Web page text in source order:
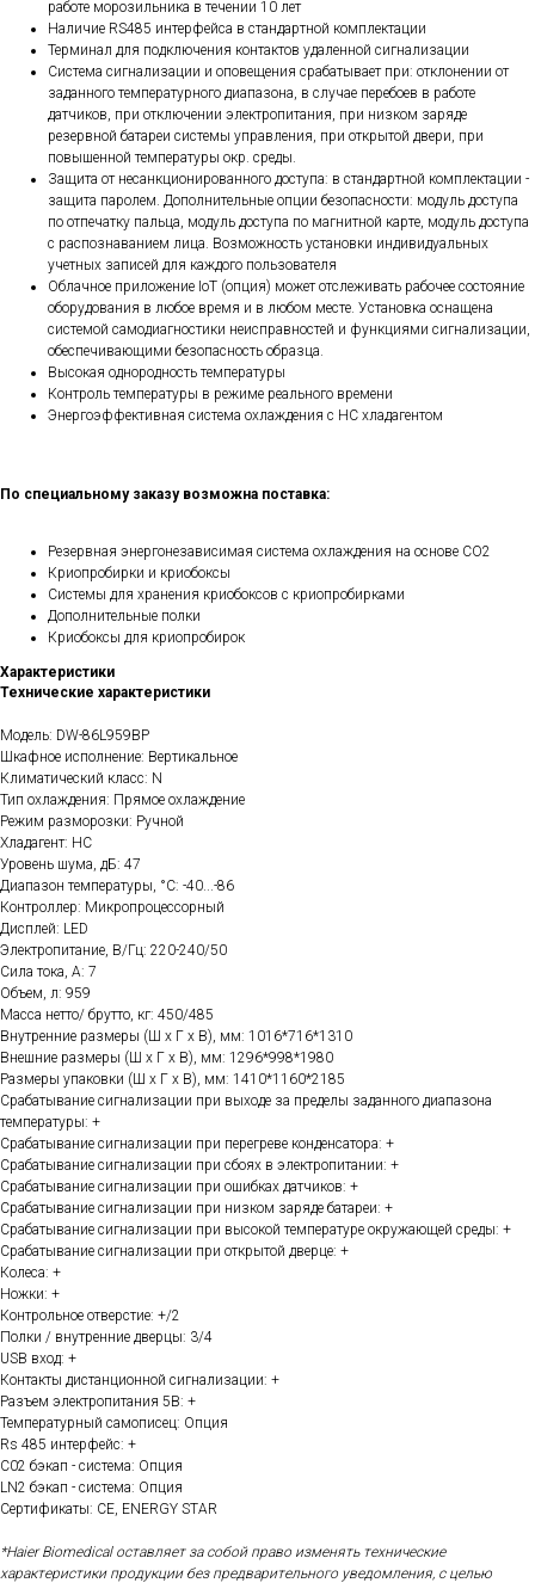
работе морозильника в течении 10 лет
Наличие RS485 интерфейса в стандартной комплектации
Терминал для подключения контактов удаленной сигнализации
Система сигнализации и оповещения срабатывает при: отклонении от
заданного температурного диапазона, в случае перебоев в работе
датчиков, при отключении электропитания, при низком заряде
резервной батареи системы управления, при открытой двери, при
повышенной температуры окр. среды.
Защита от несанкционированного доступа: в стандартной комплектации -
защита паролем. Дополнительные опции безопасности: модуль доступа
по отпечатку пальца, модуль доступа по магнитной карте, модуль доступа
с распознаванием лица. Возможность установки индивидуальных
учетных записей для каждого пользователя
Облачное приложение IoT (опция) может отслеживать рабочее состояние
оборудования в любое время и в любом месте. Установка оснащена
системой самодиагностики неисправностей и функциями сигнализации,
обеспечивающими безопасность образца.
Высокая однородность температуры
Контроль температуры в режиме реального времени
Энергоэффективная система охлаждения с HC хладагентом
По специальному заказу возможна поставка:
Резервная энергонезависимая система охлаждения на основе CO2
Криопробирки и криобоксы
Системы для хранения криобоксов с криопробирками
Дополнительные полки
Криобоксы для криопробирок
Характеристики
Технические характеристики
Модель: DW-86L959BP
Шкафное исполнение: Вертикальное
Климатический класс: N
Тип охлаждения: Прямое охлаждение
Режим разморозки: Ручной
Хладагент: HC
Уровень шума, дБ: 47
Диапазон температуры, °С: -40...-86
Контроллер: Микропроцессорный
Дисплей: LED
Электропитание, В/Гц: 220-240/50
Сила тока, А: 7
Объем, л: 959
Масса нетто/ брутто, кг: 450/485
Внутренние размеры (Ш х Г х В), мм: 1016*716*1310
Внешние размеры (Ш х Г х В), мм: 1296*998*1980
Размеры упаковки (Ш х Г х В), мм: 1410*1160*2185
Срабатывание сигнализации при выходе за пределы заданного диапазона
температуры: +
Срабатывание сигнализации при перегреве конденсатора: +
Срабатывание сигнализации при сбоях в электропитании: +
Срабатывание сигнализации при ошибках датчиков: +
Срабатывание сигнализации при низком заряде батареи: +
Срабатывание сигнализации при высокой температуре окружающей среды: +
Срабатывание сигнализации при открытой дверце: +
Колеса: +
Ножки: +
Контрольное отверстие: +/2
Полки / внутренние дверцы: 3/4
USB вход: +
Контакты дистанционной сигнализации: +
Разъем электропитания 5В: +
Температурный самописец: Опция
Rs 485 интерфейс: +
С02 бэкап - система: Опция
LN2 бэкап - система: Опция
Сертификаты: CE, ENERGY STAR
*Haier Biomedical оставляет за собой право изменять технические
характеристики продукции без предварительного уведомления, с целью